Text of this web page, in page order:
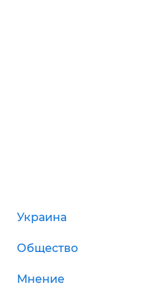
Украина
Общество
Мнение